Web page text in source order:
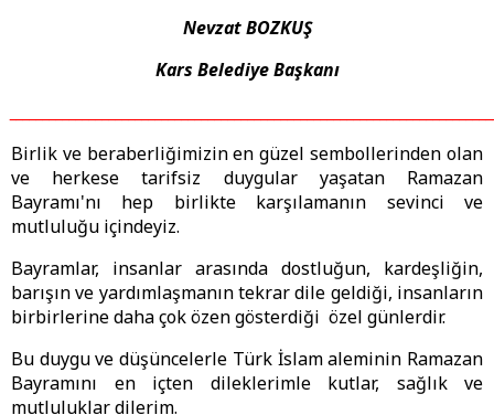
Nevzat BOZKUŞ
Kars Belediye Başkanı
Birlik ve beraberliğimizin en güzel sembollerinden olan
ve herkese tarifsiz duygular yaşatan Ramazan
Bayramı'nı hep birlikte karşılamanın sevinci ve
mutluluğu içindeyiz.
Bayramlar, insanlar arasında dostluğun, kardeşliğin,
barışın ve yardımlaşmanın tekrar dile geldiği, insanların
birbirlerine daha çok özen gösterdiği özel günlerdir.
Bu duygu ve düşüncelerle Türk İslam aleminin Ramazan
Bayramını en içten dileklerimle kutlar, sağlık ve
mutluluklar dilerim.